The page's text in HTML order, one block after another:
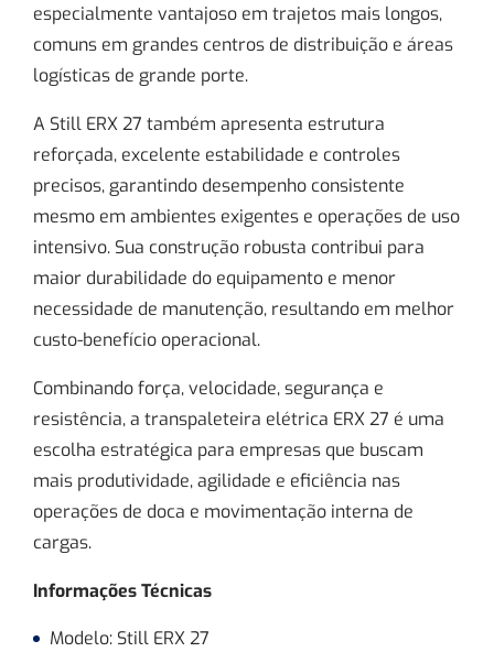
especialmente vantajoso em trajetos mais longos,
comuns em grandes centros de distribuição e áreas
logísticas de grande porte.
A Still ERX 27 também apresenta estrutura
reforçada, excelente estabilidade e controles
precisos, garantindo desempenho consistente
mesmo em ambientes exigentes e operações de uso
intensivo. Sua construção robusta contribui para
maior durabilidade do equipamento e menor
necessidade de manutenção, resultando em melhor
custo-benefício operacional.
Combinando força, velocidade, segurança e
resistência, a transpaleteira elétrica ERX 27 é uma
escolha estratégica para empresas que buscam
mais produtividade, agilidade e eficiência nas
operações de doca e movimentação interna de
cargas.
Informações Técnicas
Modelo: Still ERX 27